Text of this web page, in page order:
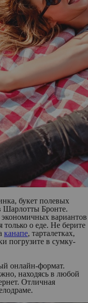
букет полевых
Шарлотты Бронте.
вариантов
только о еде. Не берите
канапе, тарталетках,
погрузите в сумку-
онлайн-формат.
находясь в любой
Отличная